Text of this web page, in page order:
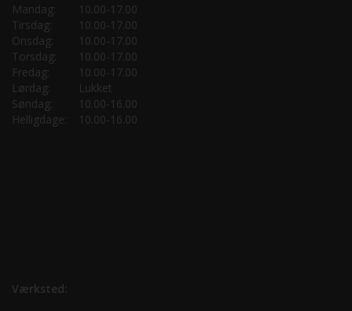
Mandag:
10.00-17.00
Tirsdag:
10.00-17.00
Onsdag:
10.00-17.00
Torsdag:
10.00-17.00
Fredag:
10.00-17.00
Lørdag:
Lukket
Søndag:
10.00-16.00
Helligdage:
10.00-16.00
Værksted: